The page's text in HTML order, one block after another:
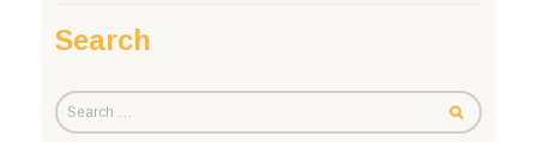
Search